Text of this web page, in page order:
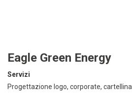
Eagle Green Energy
Servizi
Progettazione logo, corporate,